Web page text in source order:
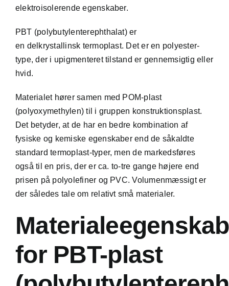
elektroisolerende egenskaber.
PBT (polybutylenterephthalat) er
en delkrystallinsk termoplast. Det er en polyester-
type, der i upigmenteret tilstand er gennemsigtig eller
hvid.
Materialet hører samen med POM-plast
(polyoxymethylen) til i gruppen konstruktionsplast.
Det betyder, at de har en bedre kombination af
fysiske og kemiske egenskaber end de såkaldte
standard termoplast-typer, men de markedsføres
også til en pris, der er ca. to-tre gange højere end
prisen på polyolefiner og PVC. Volumenmæssigt er
der således tale om relativt små materialer.
for PBT-plast